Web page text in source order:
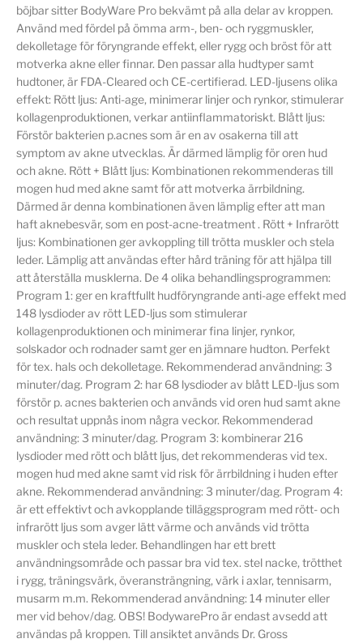
böjbar sitter BodyWare Pro bekvämt på alla delar av kroppen.
Använd med fördel på ömma arm-, ben- och ryggmuskler,
dekolletage för föryngrande effekt, eller rygg och bröst för att
motverka akne eller finnar. Den passar alla hudtyper samt
hudtoner, är FDA-Cleared och CE-certifierad. LED-ljusens olika
effekt: Rött ljus: Anti-age, minimerar linjer och rynkor, stimulerar
kollagenproduktionen, verkar antiinflammatoriskt. Blått ljus:
Förstör bakterien p.acnes som är en av osakerna till att
symptom av akne utvecklas. Är därmed lämplig för oren hud
och akne. Rött + Blått ljus: Kombinationen rekommenderas till
mogen hud med akne samt för att motverka ärrbildning.
Därmed är denna kombinationen även lämplig efter att man
haft aknebesvär, som en post-acne-treatment . Rött + Infrarött
ljus: Kombinationen ger avkoppling till trötta muskler och stela
leder. Lämplig att användas efter hård träning för att hjälpa till
att återställa musklerna. De 4 olika behandlingsprogrammen:
Program 1: ger en kraftfullt hudföryngrande anti-age effekt med
148 lysdioder av rött LED-ljus som stimulerar
kollagenproduktionen och minimerar fina linjer, rynkor,
solskador och rodnader samt ger en jämnare hudton. Perfekt
för tex. hals och dekolletage. Rekommenderad användning: 3
minuter/dag. Program 2: har 68 lysdioder av blått LED-ljus som
förstör p. acnes bakterien och används vid oren hud samt akne
och resultat uppnås inom några veckor. Rekommenderad
användning: 3 minuter/dag. Program 3: kombinerar 216
lysdioder med rött och blått ljus, det rekommenderas vid tex.
mogen hud med akne samt vid risk för ärrbildning i huden efter
akne. Rekommenderad användning: 3 minuter/dag. Program 4:
är ett effektivt och avkopplande tilläggsprogram med rött- och
infrarött ljus som avger lätt värme och används vid trötta
muskler och stela leder. Behandlingen har ett brett
användningsområde och passar bra vid tex. stel nacke, trötthet
i rygg, träningsvärk, överansträngning, värk i axlar, tennisarm,
musarm m.m. Rekommenderad användning: 14 minuter eller
mer vid behov/dag. OBS! BodywarePro är endast avsedd att
användas på kroppen. Till ansiktet används Dr. Gross